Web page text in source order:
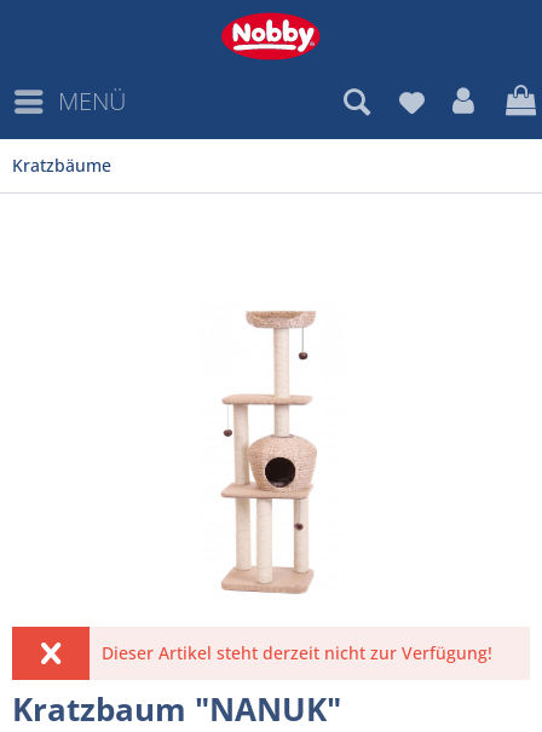
MENÜ
Kratzbäume
Dieser Artikel steht derzeit nicht zur Verfügung!
Kratzbaum "NANUK"